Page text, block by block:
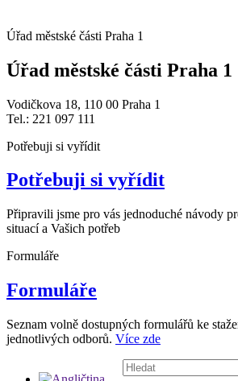
Úřad městské části Praha 1
Úřad městské části Praha 1
Vodičkova 18, 110 00 Praha 1
Tel.: 221 097 111
Potřebuji si vyřídit
Potřebuji si vyřídit
Připravili jsme pro vás jednoduché návody
situací a Vašich potřeb
Formuláře
Formuláře
Seznam volně dostupných formulářů ke
jednotlivých odborů. Více zde
Vyhledávání: